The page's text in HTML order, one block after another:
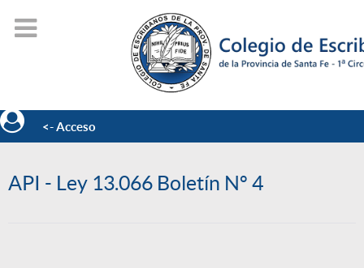
<- Acceso
API - Ley 13.066 Boletín Nº 4